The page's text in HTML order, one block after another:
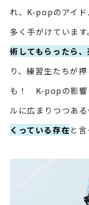
れ、K-popのアイ
多く手がけています。
術してもらったら、
り、練習生たちが
も！ K-popの影響
ルに広まりつつある
くっている存在と